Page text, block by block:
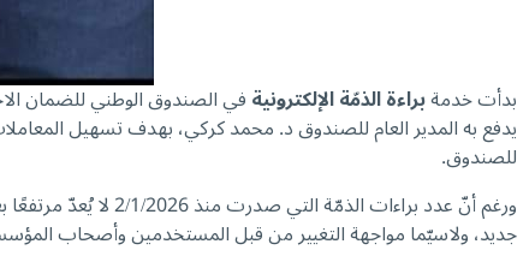
بدأت خدمةبراءة الذمّة الإلكترونيةفي الصندوق الوطني للضمان
يدفع به المدير العام للصندوق د. محمد كركي، بهدف تسهيل
للصندوق.
ورغم أنّ عدد
جديد، ولاسيّما مواجهة التغيير من قبل المستخدمين وأصحاب